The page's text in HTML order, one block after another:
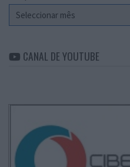
Arquivo
CANAL DE YOUTUBE